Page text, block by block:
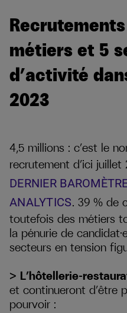
métiers et 5
d’activité
2023
4,5 millions : c’est le
recrutement d’ici
DERNIER
ANALYTICS. 39 % de
toutefois des métiers
la pénurie de
secteurs en tension
> L’hôtellerie-
et continueront d’être
pourvoir :